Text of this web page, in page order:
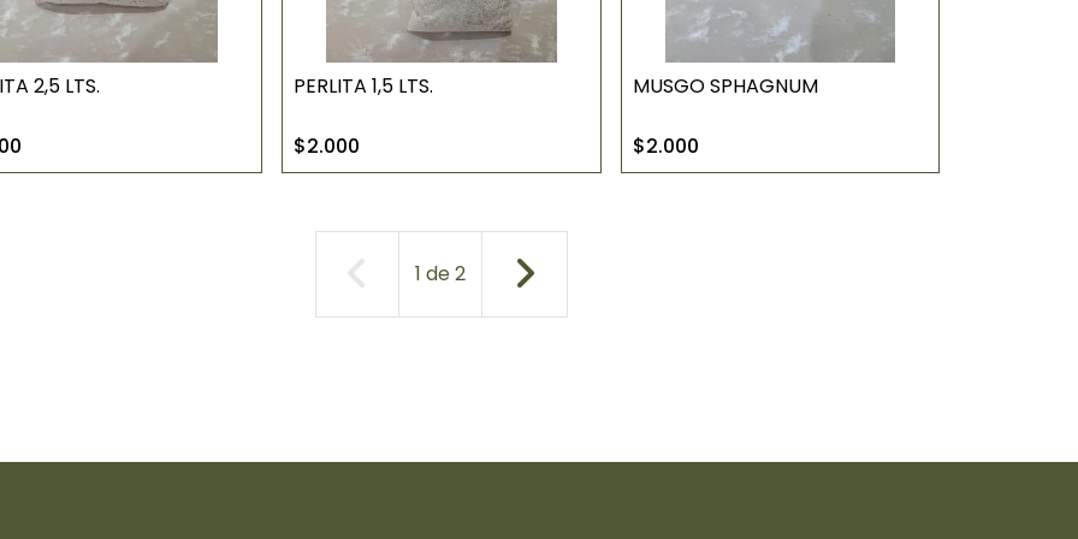
2,5 LTS. PERLITA 1,5 LTS.
$2.000
MUSGO SPHAGNUM
$2.000
1 de2